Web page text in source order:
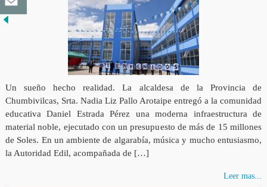
Un sueño hecho realidad. La alcaldesa de la Provincia de
Chumbivilcas, Srta. Nadia Liz Pallo Arotaipe entregó a la comunidad
educativa Daniel Estrada Pérez una moderna infraestructura de
material noble, ejecutado con un presupuesto de más de 15 millones
de Soles. En un ambiente de algarabía, música y mucho entusiasmo,
la Autoridad Edil, acompañada de […]
Leer mas...